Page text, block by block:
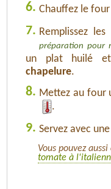
6. Chauffez le four
7. Remplissez
préparation pour
un plat huilé et
chapelure.
8. Mettez au four
.
9. Servez avec une
Vous pouvez
tomate à